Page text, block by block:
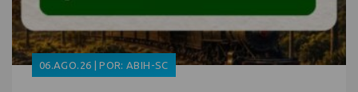
06.AGO.26 | POR: ABIH-SC